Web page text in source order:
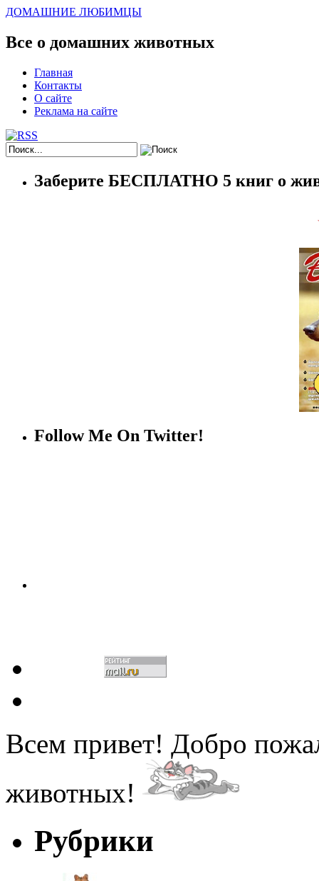
ДОМАШНИЕ ЛЮБИМЦЫ
Все о домашних животных
Главная
Контакты
О сайте
Реклама на сайте
Заберите БЕСПЛАТНО 5 книг о
Follow Me On Twitter!
Всем привет! Добро
животных!
Рубрики